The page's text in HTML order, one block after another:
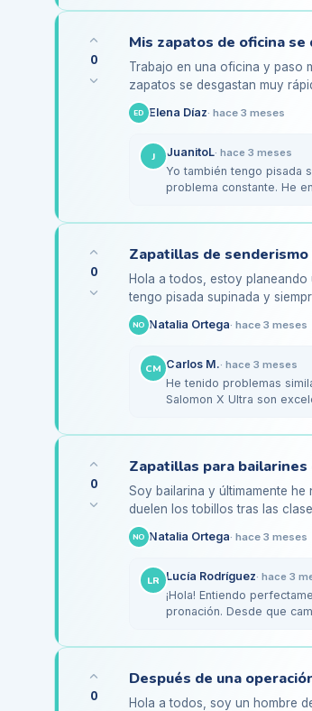
0
Trabajo en una oficina y paso
zapatos se desgastan muy
investigar un poco,…
ED Elena Díaz· hace 3 meses
J JuanitoL· hace 3 meses
Yo también tengo pisada
problema constante. He
0
Hola a todos, estoy
tengo pisada supinada y
La última vez que fui de…
NO Natalia Ortega· hace 3 meses
CM Carlos M.· hace 3 meses
He tenido problemas
Salomon X Ultra son
0
Zapatillas para bailarines
Soy bailarina y últimamente
duelen los tobillos tras las
me recomendó cuidar…
NO Natalia Ortega· hace 3 meses
LR Lucía Rodríguez· hace 3
¡Hola! Entiendo
pronación. Desde que
0
Hola a todos, soy un hombre